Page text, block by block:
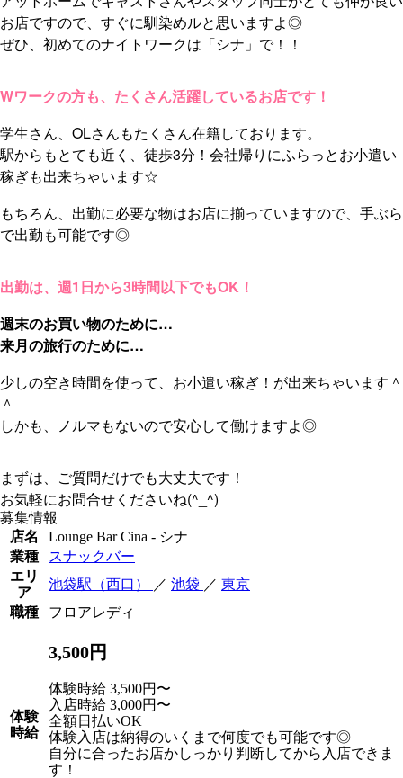
お店ですので、すぐに馴染めルと思いますよ◎
ぜひ、初めてのナイトワークは「シナ」で！！
Wワークの方も、たくさん活躍しているお店です！
学生さん、OLさんもたくさん在籍しております。
駅からもとても近く、徒歩3分！会社帰りにふらっとお小遣い
稼ぎも出来ちゃいます☆
もちろん、出勤に必要な物はお店に揃っていますので、手ぶら
で出勤も可能です◎
出勤は、週1日から3時間以下でもOK！
週末のお買い物のために…
来月の旅行のために…
少しの空き時間を使って、お小遣い稼ぎ！が出来ちゃいます＾
＾
しかも、ノルマもないので安心して働けますよ◎
まずは、ご質問だけでも大丈夫です！
お気軽にお問合せくださいね(^_^)
募集情報
店名
Lounge Bar Cina - シナ
業種
スナックバー
エリ
ア
池袋駅（西口） ／ 池袋 ／ 東京
職種
フロアレディ
体験
時給
3,500円
体験時給 3,500円〜
入店時給 3,000円〜
全額日払いOK
体験入店は納得のいくまで何度でも可能です◎
自分に合ったお店かしっかり判断してから入店できま
す！